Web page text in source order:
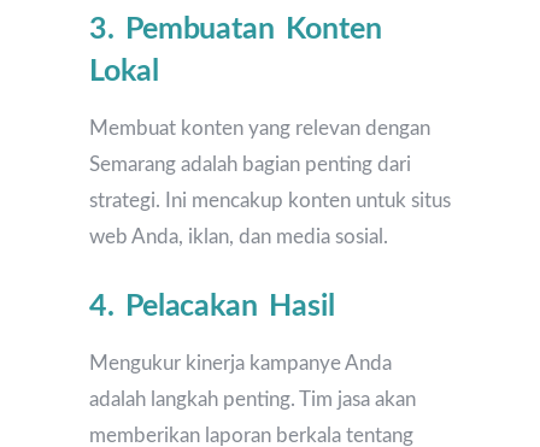
3. Pembuatan Konten
Lokal
Membuat konten yang relevan dengan
Semarang adalah bagian penting dari
strategi. Ini mencakup konten untuk situs
web Anda, iklan, dan media sosial.
4. Pelacakan Hasil
Mengukur kinerja kampanye Anda
adalah langkah penting. Tim jasa akan
memberikan laporan berkala tentang